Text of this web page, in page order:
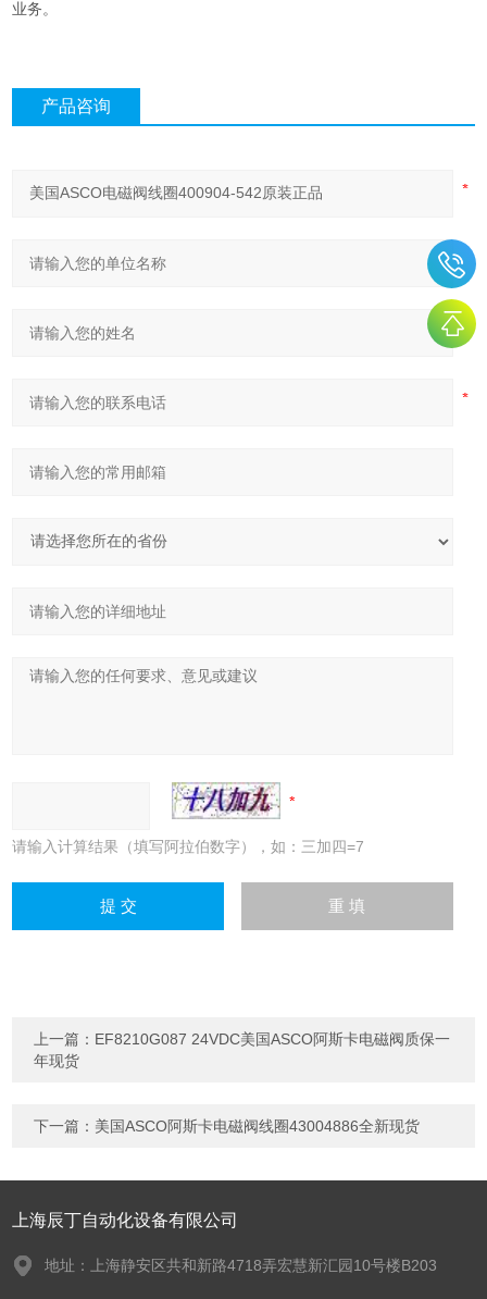
业务。
产品咨询
请输入计算结果（填写阿拉伯数字），如：三加四=7
上一篇： EF8210G087 24VDC美国ASCO阿斯卡电磁阀质保一
年现货
下一篇： 美国ASCO阿斯卡电磁阀线圈43004886全新现货
上海辰丁自动化设备有限公司
地址：上海静安区共和新路4718弄宏慧新汇园10号楼B203